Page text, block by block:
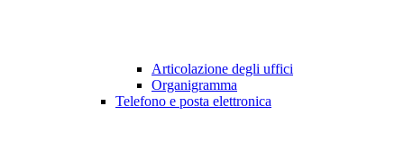
Articolazione degli uffici
Organigramma
Telefono e posta elettronica